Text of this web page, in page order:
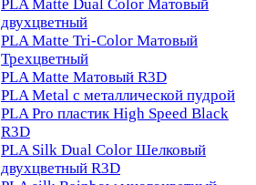
PLA Matte Dual Color Матовый
двухцветный
PLA Matte Tri-Color Матовый
Трехцветный
PLA Matte Матовый R3D
PLA Metal с металлической пудрой
PLA Pro пластик High Speed Black
R3D
PLA Silk Dual Color Шелковый
двухцветный R3D